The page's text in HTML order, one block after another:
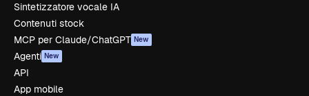
Sintetizzatore vocale IA
Contenuti stock
MCP per Claude/ChatGPT New
Agenti New
API
App mobile